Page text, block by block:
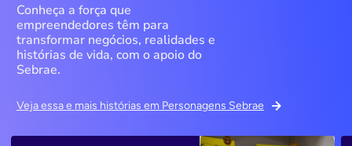
Conheça a força que
empreendedores têm para
transformar negócios, realidades e
histórias de vida, com o apoio do
Sebrae.
Veja essa e mais histórias em Personagens Sebrae